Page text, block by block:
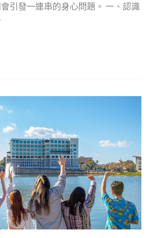
引發一連串的身心問題。 一、認識